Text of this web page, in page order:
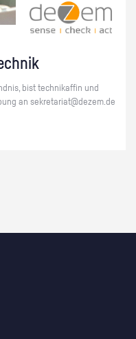
bist tech­ni­kaf­fin und
an se­kre­ta­ri­at@​dezem.​de